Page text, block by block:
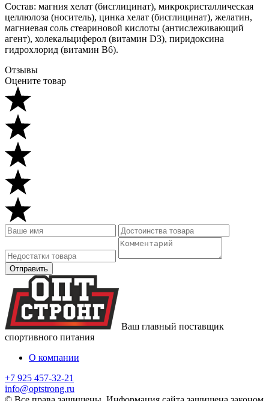
Состав: магния хелат (бисглицинат), микрокристаллическая
целлюлоза (носитель), цинка хелат (бисглицинат), желатин,
магниевая соль стеариновой кислоты (антислеживающий
агент), холекальциферол (витамин D3), пиридоксина
гидрохлорид (витамин В6).
Отзывы
Оцените товар
Ваш главный поставщик
спортивного питания
О компании
+7 925 457-32-21
info@optstrong.ru